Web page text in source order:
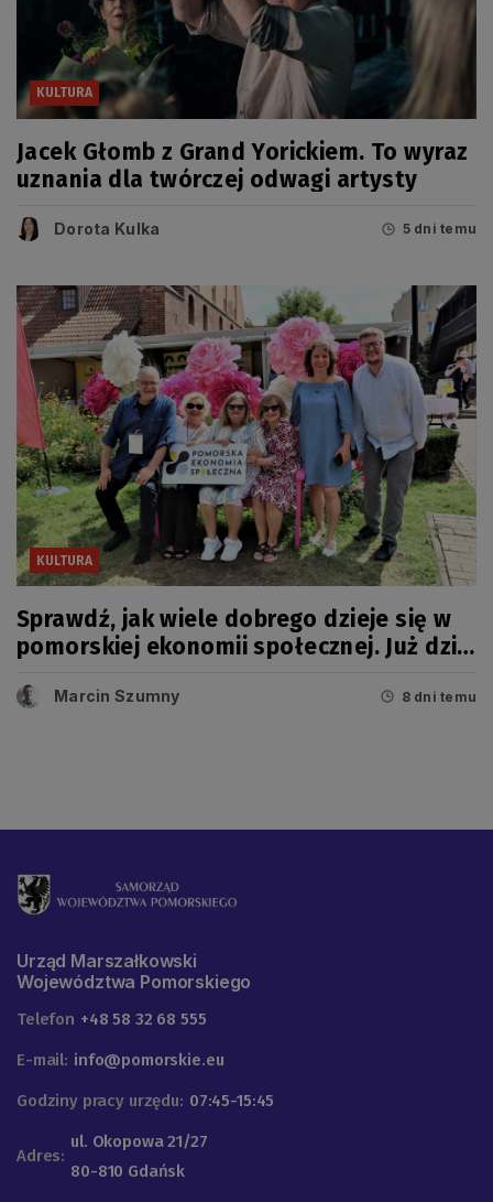
KULTURA
Jacek Głomb z Grand Yorickiem. To wyraz
uznania dla twórczej odwagi artysty
Dorota Kulka 5 dni temu
KULTURA
Sprawdź, jak wiele dobrego dzieje się w
pomorskiej ekonomii społecznej. Już dziś
Marcin Szumny 8 dni temu
Urząd Marszałkowski
Województwa Pomorskiego
Telefon +48 58 32 68 555
E-mail: info@pomorskie.eu
Godziny pracy urzędu: 07:45-15:45
Adres:
ul. Okopowa 21/27
80-810 Gdańsk